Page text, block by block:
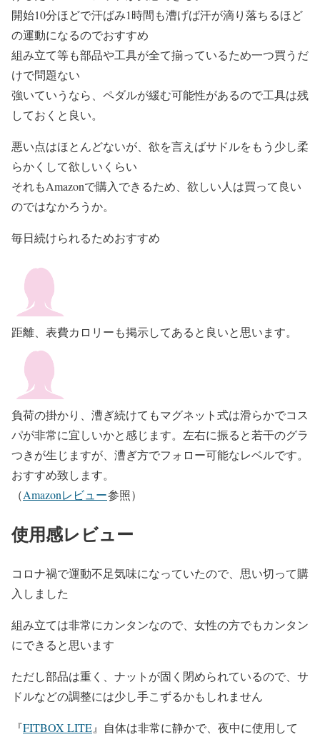
開始10分ほどで汗ばみ1時間も漕げば汗が滴り落ちるほど
の運動になるのでおすすめ
組み立て等も部品や工具が全て揃っているため一つ買うだ
けで問題ない
強いていうなら、ペダルが緩む可能性があるので工具は残
しておくと良い。
悪い点はほとんどないが、欲を言えばサドルをもう少し柔
らかくして欲しいくらい
それもAmazonで購入できるため、欲しい人は買って良い
のではなかろうか。
毎日続けられるためおすすめ
距離、表費カロリーも掲示してあると良いと思います。
負荷の掛かり、漕ぎ続けてもマグネット式は滑らかでコス
パが非常に宜しいかと感じます。左右に振ると若干のグラ
つきが生じますが、漕ぎ方でフォロー可能なレベルです。
おすすめ致します。
（Amazonレビュー参照）
使用感レビュー
コロナ禍で運動不足気味になっていたので、思い切って購
入しました
組み立ては非常にカンタンなので、女性の方でもカンタン
にできると思います
ただし部品は重く、ナットが固く閉められているので、サ
ドルなどの調整には少し手こずるかもしれません
『FITBOX LITE』自体は非常に静かで、夜中に使用して